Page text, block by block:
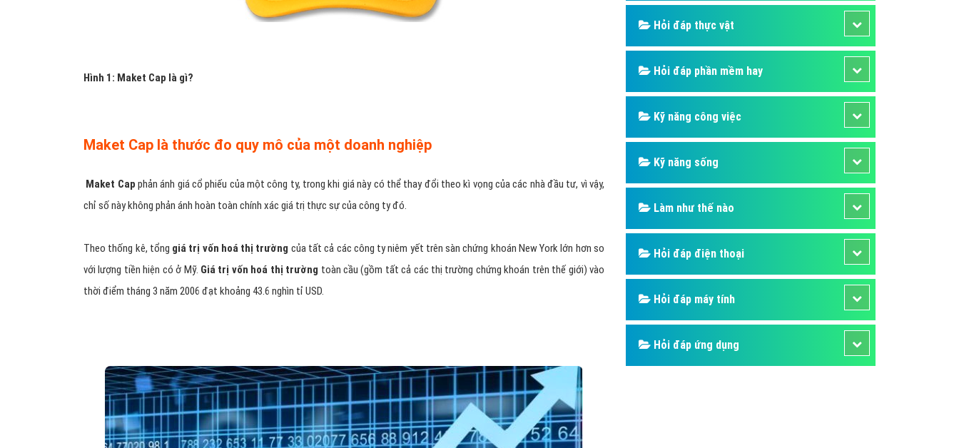
Hình 1: Maket Cap là gì?
Maket Cap là thước đo quy mô của một doanh nghiệp
Maket Capphản ánh giá cổ phiếu của một công ty, trong khi giá này có thể thay đổi theo kì vọng của các nhà đầu tư, vì vậy,
chỉ số này không phản ánh hoàn toàn chính xác giá trị thực sự của công ty đó.
Theo thống kê, tổng giá trị vốn hoá thị trường của tất cả các công ty niêm yết trên sàn chứng khoán New York lớn hơn so
với lượng tiền hiện có ở Mỹ. Giá trị vốn hoá thị trường toàn cầu (gồm tất cả các thị trường chứng khoán trên thế giới) vào
thời điểm tháng 3 năm 2006 đạt khoảng 43.6 nghìn tỉ USD.
Hỏi đáp thực vật
Hỏi đáp phần mềm hay
Kỹ năng công việc
Kỹ năng sống
Làm như thế nào
Hỏi đáp điện thoại
Hỏi đáp máy tính
Hỏi đáp ứng dụng